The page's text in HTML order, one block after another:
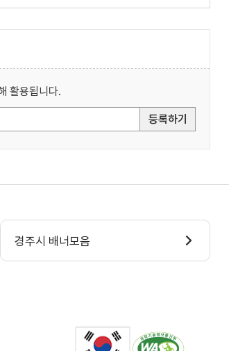
활용됩니다.
등록하기
경주시 배너모음